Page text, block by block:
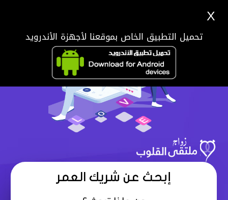
إبحث عن شريك العمر
X
تحميل التطبيق الخاص بموقعنا لأجهزة الأندرويد